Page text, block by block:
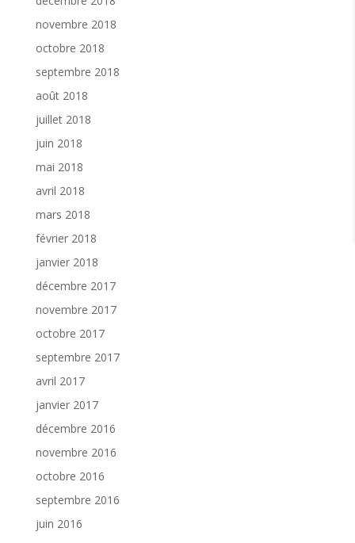
novembre 2018
octobre 2018
septembre 2018
août 2018
juillet 2018
juin 2018
mai 2018
avril 2018
mars 2018
février 2018
janvier 2018
décembre 2017
novembre 2017
octobre 2017
septembre 2017
avril 2017
janvier 2017
décembre 2016
novembre 2016
octobre 2016
septembre 2016
juin 2016